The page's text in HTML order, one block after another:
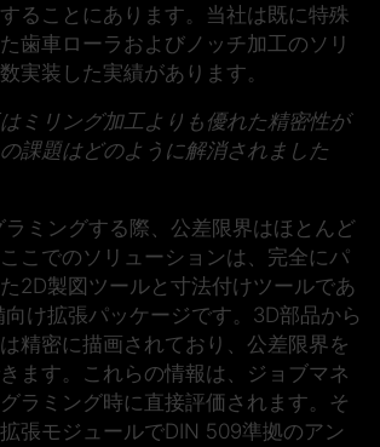
ることにあります。当社は既に特殊
歯車ローラおよびノッチ加工のソリ
実装した実績があります。
ミリング加工よりも優れた精密性が
課題はどのように解消されました
ミングする際、公差限界はほとんど
こでのソリューションは、完全にパ
2D製図ツールと寸法付けツールであ
け拡張パッケージです。3D部品から
精密に描画されており、公差限界を
ます。これらの情報は、ジョブマネ
ラミング時に直接評価されます。そ
張モジュールでDIN 509準拠のアン